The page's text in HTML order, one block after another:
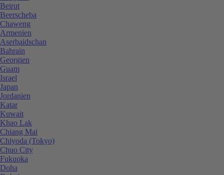
Beirut
Beerscheba
Chaweng
Armenien
Aserbaidschan
Bahrain
Georgien
Guam
Israel
Japan
Jordanien
Katar
Kuwait
Khao Lak
Chiang Mai
Chiyoda (Tokyo)
Chuo City
Fukuoka
Doha